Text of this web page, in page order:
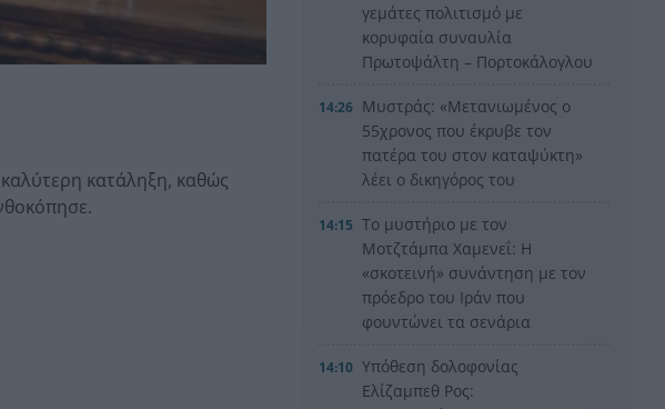
κατάληξη, καθώς
γεμάτες πολιτισμό με
κορυφαία συναυλία
Πρωτοψάλτη – Πορτοκάλογλου
14:26 Μυστράς: «Μετανιωμένος ο
55χρονος που έκρυβε τον
πατέρα του στον καταψύκτη»
λέει ο δικηγόρος του
14:15 Το μυστήριο με τον
Μοτζτάμπα Χαμενεΐ: Η
«σκοτεινή» συνάντηση με τον
πρόεδρο του Ιράν που
φουντώνει τα σενάρια
14:10 Υπόθεση δολοφονίας
Ελίζαμπεθ Ρος: